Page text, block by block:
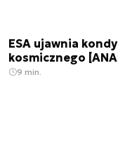
ESA ujawnia
kosmicznego
9 min.